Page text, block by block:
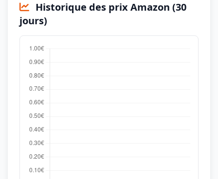
Historique des prix Amazon (30
jours)